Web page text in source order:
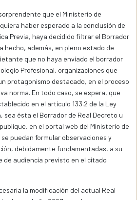
que el Ministerio de
haber esperado a la conclusión de
Previa, haya decidido filtrar el Borrador
hecho, además, en pleno estado de
que no haya enviado el borrador
Profesional, organizaciones que
protagonismo destacado, en el proceso
norma. En todo caso, se espera, que
en el artículo 133.2 de la Ley
sea ésta el Borrador de Real Decreto u
en el portal web del Ministerio de
puedan formular observaciones y
debidamente fundamentadas, a su
audiencia previsto en el citado
la modificación del actual Real